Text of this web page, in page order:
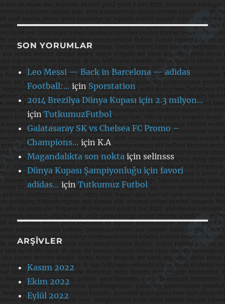
SON YORUMLAR
Leo Messi — Back in Barcelona — adidas
Football:… içinSporstation
2014 Brezilya Dünya Kupası için 2.3 milyon…
içinTutkumuzFutbol
Galatasaray SK vs Chelsea FC Promo –
Champions…içinK.A
Magandalıkta son noktaiçinselinsss
Dünya Kupası Şampiyonluğu için favori
adidas…içinTutkumuz Futbol
ARŞIVLER
Kasım 2022
Ekim 2022
Eylül 2022